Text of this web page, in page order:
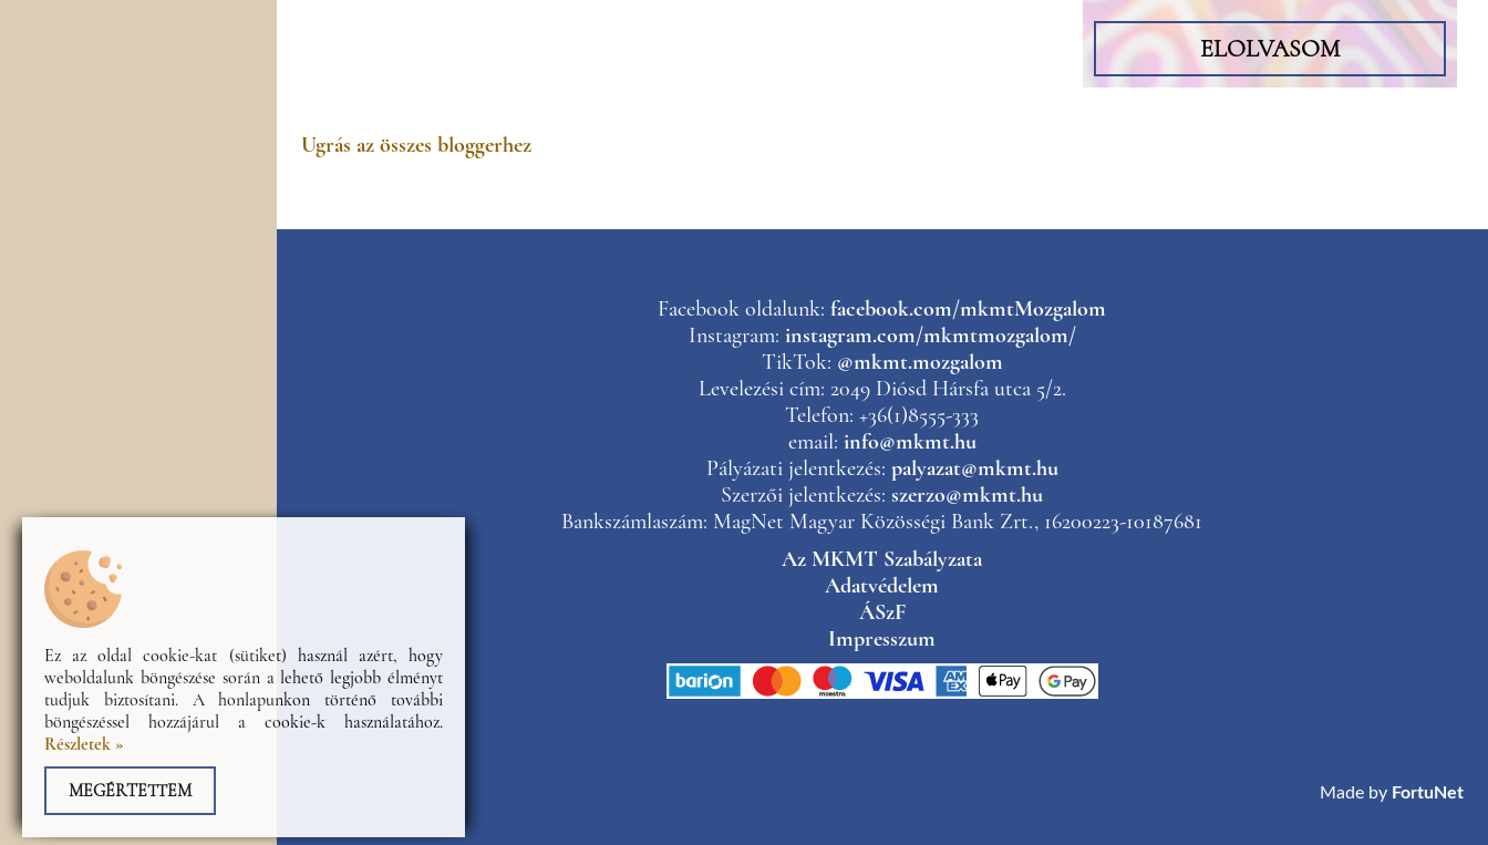
Ez az oldal cookie-kat (sütiket) használ azért, hogy
weboldalunk böngészése során a lehető legjobb élményt
tudjuk biztosítani. A honlapunkon történő további
böngészéssel hozzájárul a cookie-k használatához.
Részletek »
MEGÉRTETTEM
ELOLVASOM
Ugrás az összes bloggerhez
Facebook oldalunk:facebook.com/mkmtMozgalom
Instagram: instagram.com/mkmtmozgalom/
TikTok: @mkmt.mozgalom
Levelezési cím: 2049 Diósd Hársfa utca 5/2.
Telefon: +36(1)8555-333
email: info@mkmt.hu
Pályázati jelentkezés: palyazat@mkmt.hu
Szerzői jelentkezés:szerzo@mkmt.hu
Bankszámlaszám: MagNet Magyar Közösségi Bank Zrt., 16200223-10187681
Az MKMT Szabályzata
Adatvédelem
ÁSzF
Impresszum
Made by FortuNet